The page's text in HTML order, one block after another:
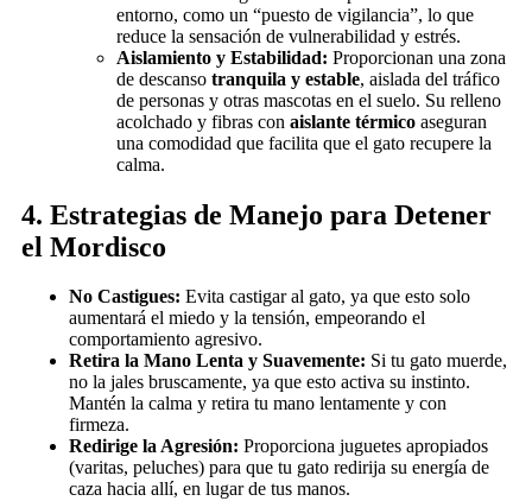
entorno, como un “puesto de vigilancia”, lo que
reduce la sensación de vulnerabilidad y estrés.
Aislamiento y Estabilidad: Proporcionan una zona
de descanso tranquila y estable, aislada del tráfico
de personas y otras mascotas en el suelo. Su relleno
acolchado y fibras con aislante térmico aseguran
una comodidad que facilita que el gato recupere la
calma.
4. Estrategias de Manejo para Detener
el Mordisco
No Castigues: Evita castigar al gato, ya que esto solo
aumentará el miedo y la tensión, empeorando el
comportamiento agresivo.
Retira la Mano Lenta y Suavemente: Si tu gato muerde,
no la jales bruscamente, ya que esto activa su instinto.
Mantén la calma y retira tu mano lentamente y con
firmeza.
Redirige la Agresión: Proporciona juguetes apropiados
(varitas, peluches) para que tu gato redirija su energía de
caza hacia allí, en lugar de tus manos.